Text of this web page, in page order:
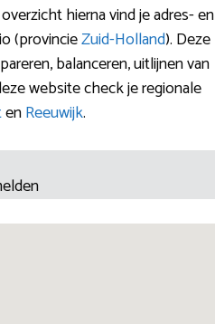
hierna vind je adres- en
(provincieZuid-Holland). Deze
balanceren, uitlijnen van
website check je regionale
enReeuwijk.